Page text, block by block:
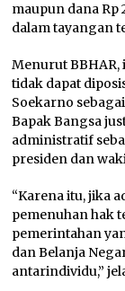
maupun dana
dalam tayangan
Menurut BBHAR,
tidak dapat
Soekarno
Bapak Bangsa
administratif
presiden dan
“Karena itu, jika
pemenuhan hak
pemerintahan
dan Belanja
antarindividu,”